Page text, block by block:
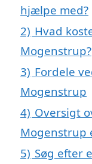
hjælpe med?
2) Hvad
Mogenstrup?
3) Fordele
Mogenstrup
4) Oversigt
Mogenstrup
5) Søg efter